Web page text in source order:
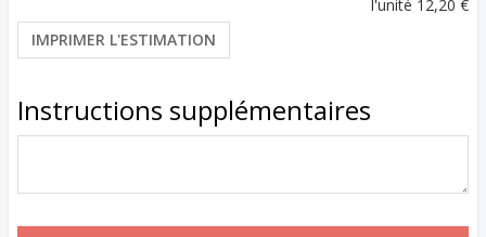
l'unité 12,20 €
IMPRIMER L'ESTIMATION
Instructions supplémentaires